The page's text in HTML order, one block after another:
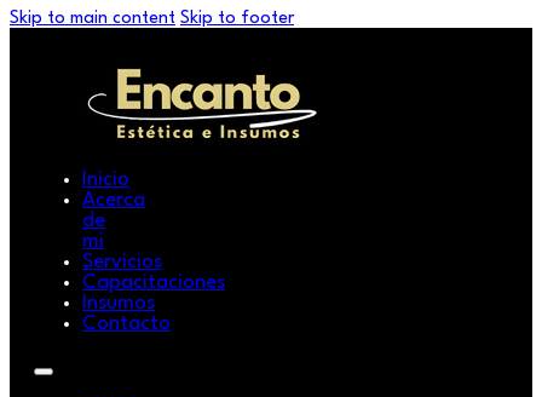
Skip to main content Skip to footer
Inicio
Acerca
de
mi
Servicios
Capacitaciones
Insumos
Contacto